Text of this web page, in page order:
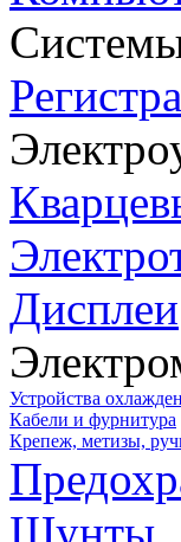
Дисплеи
Устройства
Кабели и фурнитура
Крепеж, метизы,